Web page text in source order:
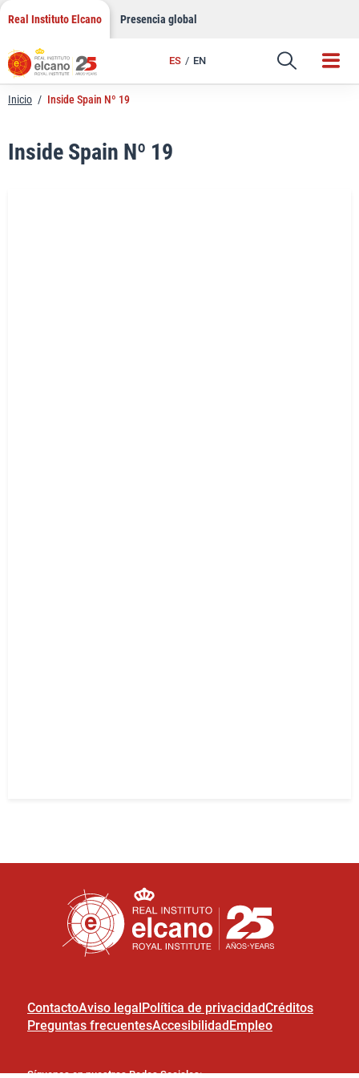
Saltar
contenido
Real Instituto Elcano Presencia global
ES EN
Enlace
Inicio / Inside Spain Nº 19
Inside Spain Nº 19
ContactoAviso legalPolítica de privacidadCréditos
Preguntas frecuentesAccesibilidadEmpleo
Síguenos en nuestras Redes Sociales: